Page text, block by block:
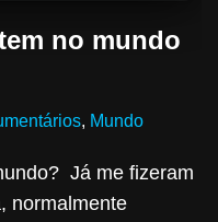
no mundo
, Mundo
Já me fizeram
normalmente